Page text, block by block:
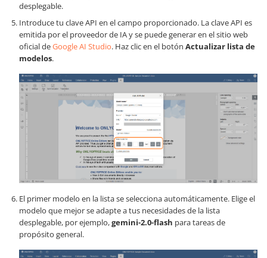
desplegable.
Introduce tu clave API en el campo proporcionado. La clave API es
emitida por el proveedor de IA y se puede generar en el sitio web
oficial deGoogle AI Studio. Haz clic en el botón Actualizar lista de
modelos.
El primer modelo en la lista se selecciona automáticamente. Elige el
modelo que mejor se adapte a tus necesidades de la lista
desplegable, por ejemplo,gemini-2.0-flash para tareas de
propósito general.